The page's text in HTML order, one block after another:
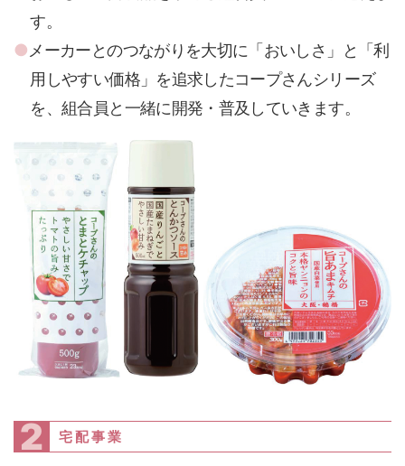
す。
メーカーとのつながりを大切に「おいしさ」と「利
用しやすい価格」を追求したコープさんシリーズ
を、組合員と一緒に開発・普及していきます。
2 宅配事業